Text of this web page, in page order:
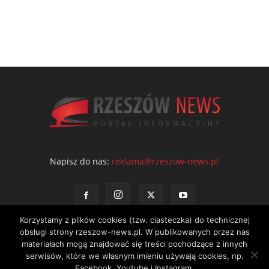
Napisz do nas: reklama@rzeszow-news.pl
Kontakt Polityka prywatności Regulamin portalu
Korzystamy z plików cookies (tzw. ciasteczka) do technicznej
obsługi strony rzeszow-news.pl. W publikowanych przez nas
materiałach mogą znajdować się treści pochodzące z innych
serwisów, które we własnym imieniu używają cookies, np.